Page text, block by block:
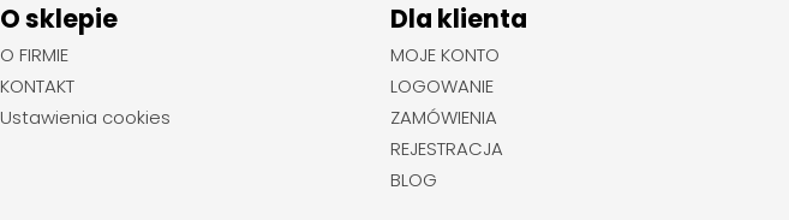
O sklepie
O FIRMIE
KONTAKT
Ustawienia cookies
Dla klienta
MOJE KONTO
LOGOWANIE
ZAMÓWIENIA
REJESTRACJA
BLOG